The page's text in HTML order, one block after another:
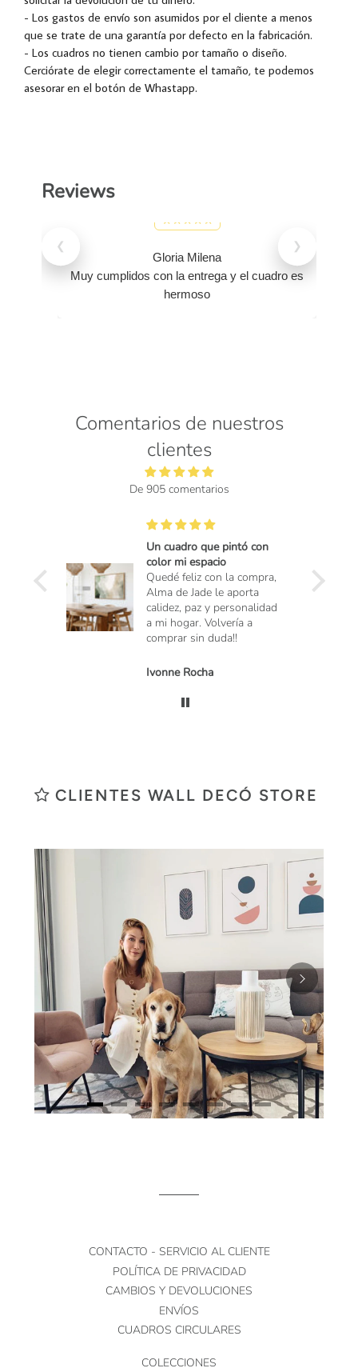
- Los gastos de envío son asumidos por el cliente a menos
que se trate de una garantía por defecto en la fabricación.
- Los cuadros no tienen cambio por tamaño o diseño.
Cerciórate de elegir correctamente el tamaño, te podemos
asesorar en el botón de Whastapp.
Reviews
❮ ❯
Gloria Milena
Muy cumplidos con la entrega y el cuadro es
hermoso
Comentarios de nuestros
clientes
De 905 comentarios
Un cuadro que pintó con
color mi espacio
Quedé feliz con la compra,
Alma de Jade le aporta
calidez, paz y personalidad
a mi hogar. Volvería a
comprar sin duda!!
Ivonne Rocha
CLIENTES WALL DECÓ STORE
CONTACTO - SERVICIO AL CLIENTE
POLÍTICA DE PRIVACIDAD
CAMBIOS Y DEVOLUCIONES
ENVÍOS
CUADROS CIRCULARES
COLECCIONES